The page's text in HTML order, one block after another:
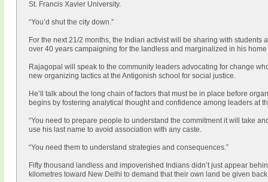
St. Francis Xavier University.
“You’d shut the city down.”
For the next 21/2 months, the Indian activist will be sharing with students
over 40 years campaigning for the landless and marginalized in his home
Rajagopal will speak to the community leaders advocating for change
new organizing tactics at the Antigonish school for social justice.
He’ll talk about the long chain of factors that must be in place before
begins by fostering analytical thought and confidence among leaders at
“You need to prepare people to understand the commitment it will take
use his last name to avoid association with any caste.
“You need them to understand strategies and consequences.”
Fifty thousand landless and impoverished Indians didn’t just appear
kilometres toward New Delhi to demand that their own land be given